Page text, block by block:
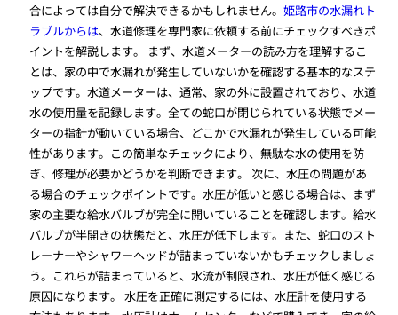
合によっては自分で解決できるかもしれません。姫路市の水漏れト
ラブルからは、水道修理を専門家に依頼する前にチェックすべきポ
イントを解説します。 まず、水道メーターの読み方を理解するこ
とは、家の中で水漏れが発生していないかを確認する基本的なステ
ップです。水道メーターは、通常、家の外に設置されており、水道
水の使用量を記録します。全ての蛇口が閉じられている状態でメー
ターの指針が動いている場合、どこかで水漏れが発生している可能
性があります。この簡単なチェックにより、無駄な水の使用を防
ぎ、修理が必要かどうかを判断できます。 次に、水圧の問題があ
る場合のチェックポイントです。水圧が低いと感じる場合は、まず
家の主要な給水バルブが完全に開いていることを確認します。給水
バルブが半開きの状態だと、水圧が低下します。また、蛇口のスト
レーナーやシャワーヘッドが詰まっていないかもチェックしましょ
う。これらが詰まっていると、水流が制限され、水圧が低く感じる
原因になります。 水圧を正確に測定するには、水圧計を使用する